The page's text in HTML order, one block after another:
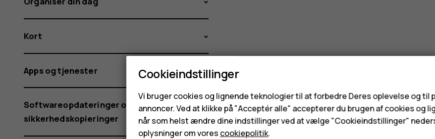
Kort
Apps og tjenester
Softwareopdateringer og
sikkerhedskopieringer
Cookieindstillinger
Vi bruger cookies og lignende teknologier til at forbedre Deres oplevelse og til
annoncer. Ved at klikke på "Acceptér alle" accepterer du brugen af cookies og
når som helst ændre dine indstillinger ved at vælge "Cookieindstillinger"
oplysninger om vores cookiepolitik.